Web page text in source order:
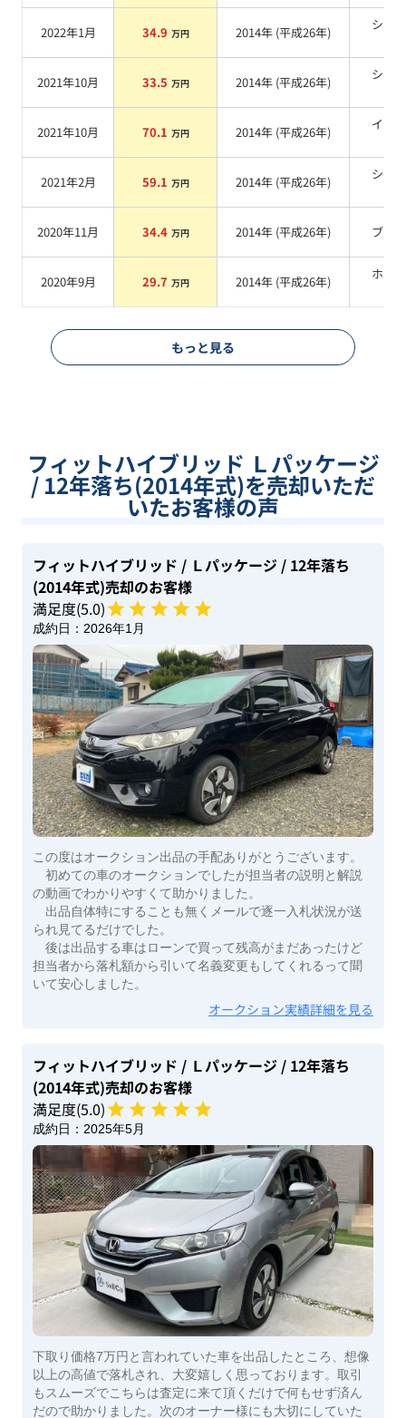
2022年1月 34.9 万円 2014年 (平成26年)
シル
2021年10月 33.5 万円 2014年 (平成26年)
シル
2021年10月 70.1 万円 2014年 (平成26年)
イエ
2021年2月 59.1 万円 2014年 (平成26年)
シル
2020年11月 34.4 万円 2014年 (平成26年) ブルー
2020年9月 29.7 万円 2014年 (平成26年)
ホワ
もっと見る
フィットハイブリッド Ｌパッケージ
/ 12年落ち(2014年式)を売却いただ
いたお客様の声
フィットハイブリッド / Ｌパッケージ / 12年落ち
(2014年式)売却のお客様
満足度(5.0)
成約日： 2026年1月
この度はオークション出品の手配ありがとうございます。
初めての車のオークションでしたが担当者の説明と解説
の動画でわかりやすくて助かりました。
出品自体特にすることも無くメールで逐一入札状況が送
られ見てるだけでした。
後は出品する車はローンで買って残高がまだあったけど
担当者から落札額から引いて名義変更もしてくれるって聞
いて安心しました。
オークション実績詳細を見る
フィットハイブリッド / Ｌパッケージ / 12年落ち
(2014年式)売却のお客様
満足度(5.0)
成約日： 2025年5月
下取り価格7万円と言われていた車を出品したところ、想像
以上の高値で落札され、大変嬉しく思っております。取引
もスムーズでこちらは査定に来て頂くだけで何もせず済ん
だので助かりました。次のオーナー様にも大切にしていた